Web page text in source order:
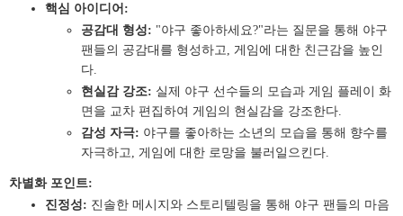
핵심 아이디어:
공감대 형성: "야구 좋아하세요?"라는 질문을 통해 야구
팬들의 공감대를 형성하고, 게임에 대한 친근감을 높인
다.
현실감 강조: 실제 야구 선수들의 모습과 게임 플레이 화
면을 교차 편집하여 게임의 현실감을 강조한다.
감성 자극: 야구를 좋아하는 소년의 모습을 통해 향수를
자극하고, 게임에 대한 로망을 불러일으킨다.
차별화 포인트:
진정성: 진솔한 메시지와 스토리텔링을 통해 야구 팬들의 마음